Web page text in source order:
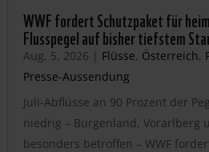
WWF fordert Schutzpaket für
Flusspegel auf bisher tiefstem
Aug. 5, 2026 | Flüsse, Österreich,
Presse-Aussendung
Juli-Abflüsse an 90 Prozent der
niedrig – Burgenland, Vorarlberg
besonders betroffen – WWF